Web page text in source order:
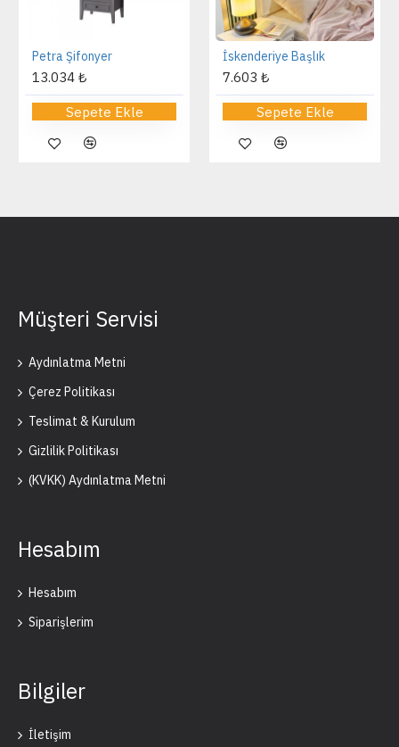
Petra Şifonyer
13.034 ₺
Sepete Ekle
İskenderiye Başlık
7.603 ₺
Sepete Ekle
Müşteri Servisi
Aydınlatma Metni
Çerez Politikası
Teslimat & Kurulum
Gizlilik Politikası
(KVKK) Aydınlatma Metni
Hesabım
Hesabım
Siparişlerim
Bilgiler
İletişim